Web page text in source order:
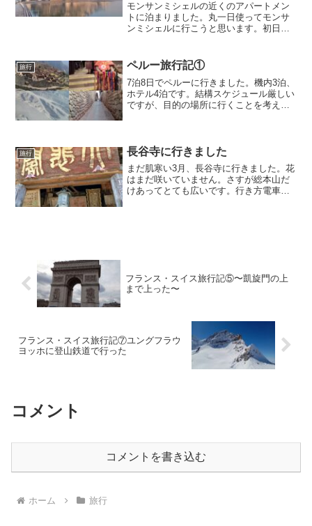
モンサンミシェルの近くのアパートメン
トに泊まりました。丸一日使ってモンサ
ンミシェルに行こうと思います。初日に
休憩し、ぼちぼち歩いて行くことにしま
した。歩いても20分...
旅行 ペルー旅行記①
7泊8日でペルーに行きました。機内3泊、
ホテル4泊です。結構スケジュール厳しい
ですが、目的の場所に行くことを考えた
ガ数が...
旅行 長谷寺に行きました
まだ肌寒い3月、長谷寺に行きました。花
はまだ咲いていません。さすが総本山だ
けあってとても広いです。行き方電車で
フランス・スイス旅行記⑤〜凱旋門の上
まで上った〜
フランス・スイス旅行記⑦ユングフラウ
ヨッホに登山鉄道で行った
コメント
コメントを書き込む
ホーム 旅行